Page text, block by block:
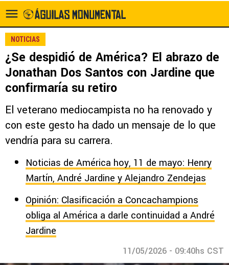
NOTICIAS
¿Se despidió de América? El abrazo de
Jonathan Dos Santos con Jardine que
confirmaría su retiro
El veterano mediocampista no ha renovado y
con este gesto ha dado un mensaje de lo que
vendría para su carrera.
Noticias de América hoy, 11 de mayo: Henry
Martín, André Jardine y Alejandro Zendejas
Opinión: Clasificación a Concachampions
obliga al América a darle continuidad a André
Jardine
11/05/2026 - 09:40hs CST